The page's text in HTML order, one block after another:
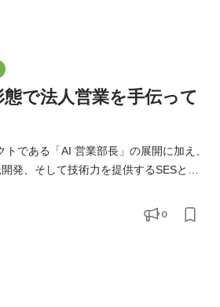
で法人営業を手伝って
である「AI 営業部長」の展開に加え、
発、そして技術力を提供するSESと、
して互いに調整しながら営業基盤を構
ンバーまたはパートナーを募集しま
0